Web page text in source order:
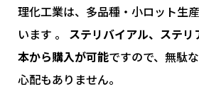
理化工業は、多品種・小ロット生
います 。 ステリバイアル、ステリ
本から購入が可能ですので、無駄
心配もありません。